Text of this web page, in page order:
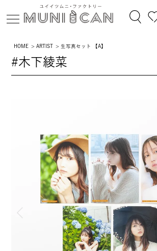
HOME ARTIST 生写真セット 【A】
#木下綾菜